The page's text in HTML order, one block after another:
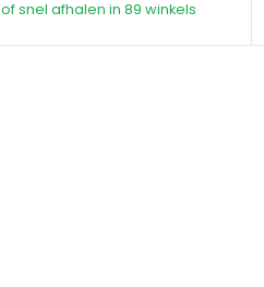
of snel afhalen in 89 winkels